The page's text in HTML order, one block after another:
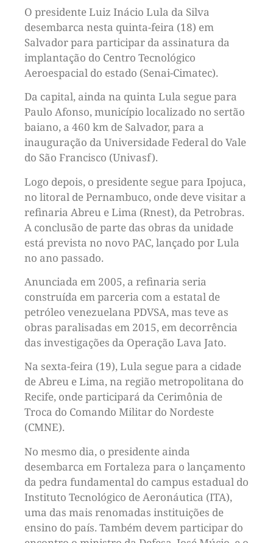
O presidente Luiz Inácio Lula da Silva
desembarca nesta quinta-feira (18) em
Salvador para participar da assinatura da
implantação do Centro Tecnológico
Aeroespacial do estado (Senai-Cimatec).
Da capital, ainda na quinta Lula segue para
Paulo Afonso, município localizado no sertão
baiano, a 460 km de Salvador, para a
inauguração da Universidade Federal do Vale
do São Francisco (Univasf).
Logo depois, o presidente segue para Ipojuca,
no litoral de Pernambuco, onde deve visitar a
refinaria Abreu e Lima (Rnest), da Petrobras.
A conclusão de parte das obras da unidade
está prevista no novo PAC, lançado por Lula
no ano passado.
Anunciada em 2005, a refinaria seria
construída em parceria com a estatal de
petróleo venezuelana PDVSA, mas teve as
obras paralisadas em 2015, em decorrência
das investigações da Operação Lava Jato.
Na sexta-feira (19), Lula segue para a cidade
de Abreu e Lima, na região metropolitana do
Recife, onde participará da Cerimônia de
Troca do Comando Militar do Nordeste
(CMNE).
No mesmo dia, o presidente ainda
desembarca em Fortaleza para o lançamento
da pedra fundamental do campus estadual do
Instituto Tecnológico de Aeronáutica (ITA),
uma das mais renomadas instituições de
ensino do país. Também devem participar do